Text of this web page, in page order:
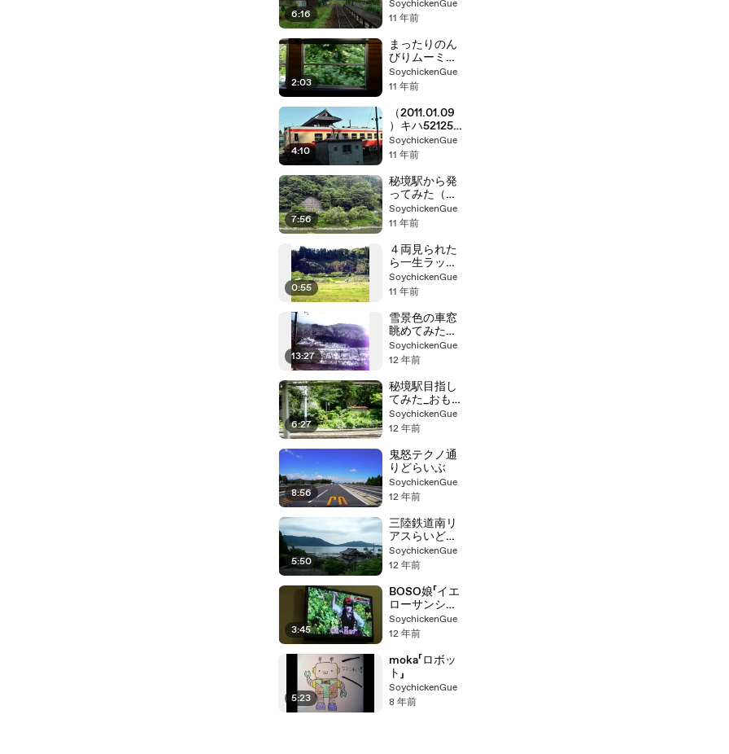
6:16
SoychickenGue
11 年前
2:03
まったりのん
びりムーミン
列車の旅
SoychickenGue
11 年前
4:10
（2011.01.09
）キハ52125車
庫入れ撮って
みた
SoychickenGue
11 年前
7:56
秘境駅から発
ってみた（あ
ぶくまるも
り）
SoychickenGue
11 年前
0:55
４両見られた
ら一生ラッキ
ー！
（2010.4.25
れんげ祭り）
SoychickenGue
11 年前
13:27
雪景色の車窓
眺めてみた
（ベタな選曲
でｗ）
SoychickenGue
12 年前
6:27
秘境駅目指し
てみた_おもし
ろやまらいど
SoychickenGue
12 年前
8:56
鬼怒テクノ通
りどらいぶ
SoychickenGue
12 年前
5:50
三陸鉄道南リ
アスらいど
（全線再開の
夏[感涙]）
SoychickenGue
12 年前
3:45
BOSO娘「イエ
ローサンシャ
イン」歌ってみ
た
SoychickenGue
12 年前
5:23
moka「ロボッ
ト」
SoychickenGue
8 年前